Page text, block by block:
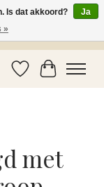
MONIN siropen, bar
Verlanglijst
met
Is dat akkoord?
Ja
»